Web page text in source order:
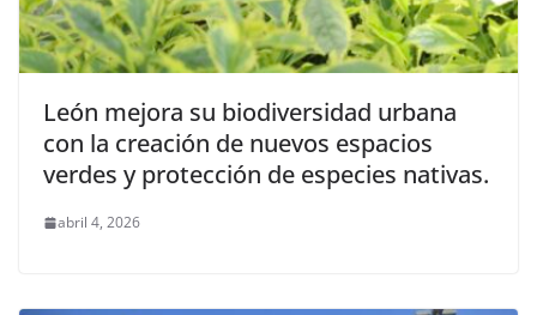
León mejora su biodiversidad urbana
con la creación de nuevos espacios
verdes y protección de especies nativas.
abril 4, 2026